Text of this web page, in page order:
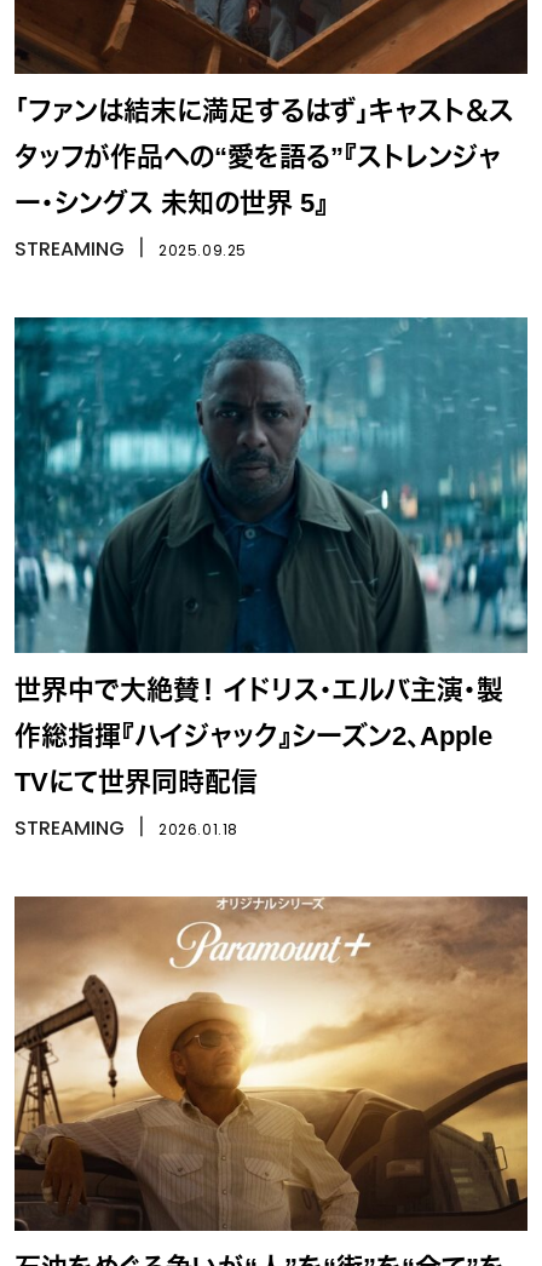
「ファンは結末に満足するはず」キャスト＆ス
タッフが作品への“愛を語る”『ストレンジャ
ー・シングス 未知の世界 5』
STREAMING 2025.09.25
世界中で大絶賛！ イドリス・エルバ主演・製
作総指揮『ハイジャック』シーズン2、Apple
TVにて世界同時配信
STREAMING 2026.01.18